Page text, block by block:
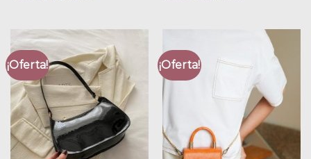
¡Oferta! ¡Oferta!